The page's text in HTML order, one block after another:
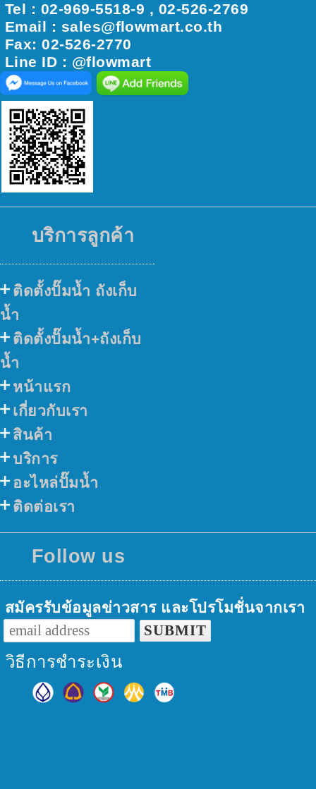
Tel : 02-969-5518-9 , 02-526-2769
Email : sales@ﬂowmart.co.th
Fax: 02-526-2770
Line ID : @flowmart
บริการลูกค้า
ติดตั้งปั๊มน้ำ ถังเก็บ
น้ำ
ติดตั้งปั๊มน้ำ+ถังเก็บ
น้ำ
หน้าแรก
เกี่ยวกับเรา
สินค้า
บริการ
อะไหล่ปั๊มน้ำ
ติดต่อเรา
Follow us
สมัครรับข้อมูลข่าวสาร และโปรโมชั่นจากเรา
วิธีการชำระเงิน